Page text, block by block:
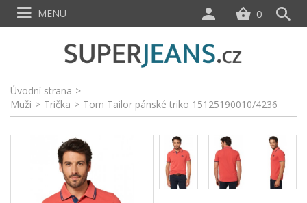
Úvodní strana >
Muži > Trička > Tom Tailor pánské triko 15125190010/4236
0
MENU